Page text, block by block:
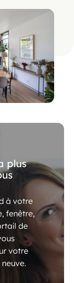
plus
à votre
fenêtre,
de
votre